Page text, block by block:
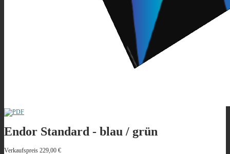
Endor Standard - blau / grün
Verkaufspreis 229,00 €